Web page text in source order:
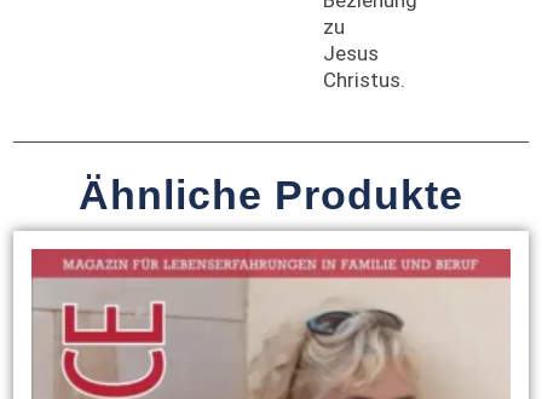
zu
Jesus
Christus.
Ähnliche Produkte